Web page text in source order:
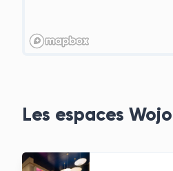
Les espaces